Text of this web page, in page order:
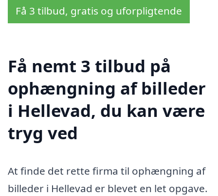
Få 3 tilbud, gratis og uforpligtende
Få nemt 3 tilbud på
ophængning af billeder
i Hellevad, du kan være
tryg ved
At finde det rette firma til ophængning af
billeder i Hellevad er blevet en let opgave.